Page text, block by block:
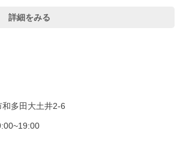
詳細をみる
多田大土井2-6